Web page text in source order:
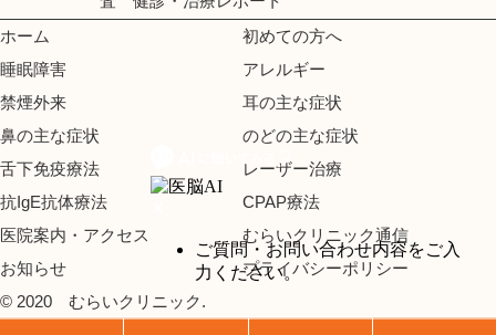
ホーム
初めての方へ
睡眠障害
アレルギー
禁煙外来
耳の主な症状
鼻の主な症状
のどの主な症状
舌下免疫療法
レーザー治療
抗IgE抗体療法
CPAP療法
医院案内・アクセス
むらいクリニック通信
お知らせ
プライバシーポリシー
© 2020 むらいクリニック.